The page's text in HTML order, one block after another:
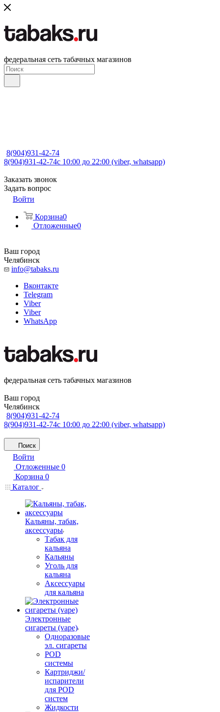
федеральная сеть табачных магазинов
8(904)931-42-74
8(904)931-42-74с 10:00 до 22:00 (viber, whatsapp)
Заказать звонок
Задать вопрос
Войти
Корзина0
Отложенные0
Ваш город
Челябинск
info@tabaks.ru
Вконтакте
Telegram
Viber
Viber
WhatsApp
федеральная сеть табачных магазинов
Ваш город
Челябинск
8(904)931-42-74
8(904)931-42-74с 10:00 до 22:00 (viber, whatsapp)
Поиск
Войти
Отложенные 0
Корзина 0
Каталог
Кальяны, табак,
аксессуары
Табак для
кальяна
Кальяны
Уголь для
кальяна
Аксессуары
для кальяна
Электронные
сигареты (vape)
Одноразовые
эл. сигареты
POD
системы
Картриджи/
испарители
для POD
систем
Жидкости